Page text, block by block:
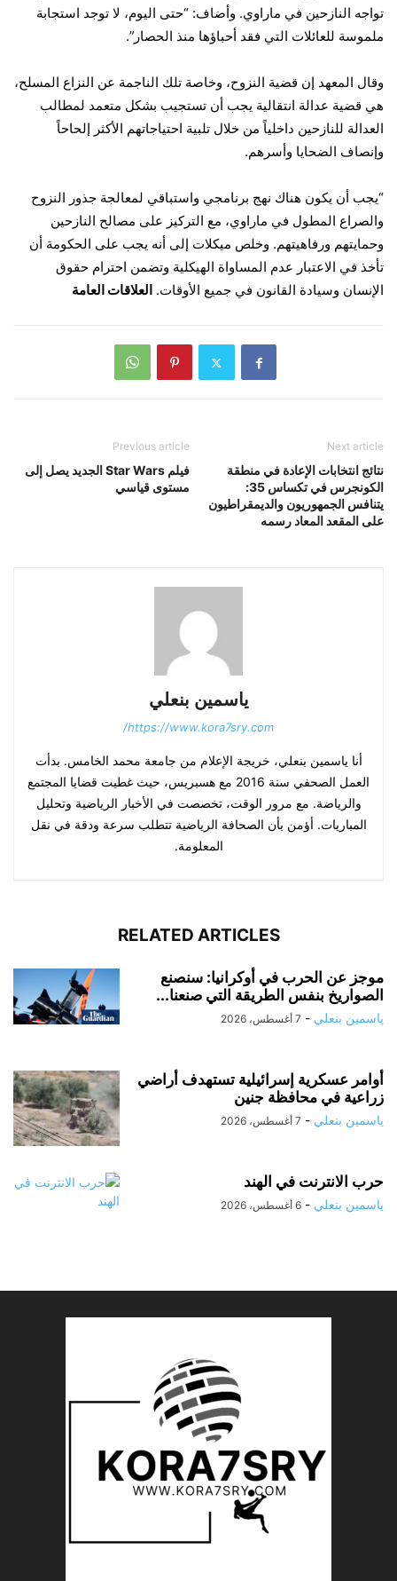
تواجه النازحين في ماراوي. وأضاف: “حتى اليوم، لا توجد استجابة
ملموسة للعائلات التي فقد أحباؤها منذ الحصار”.
وقال المعهد إن قضية النزوح، وخاصة تلك الناجمة عن النزاع المسلح،
هي قضية عدالة انتقالية يجب أن تستجيب بشكل متعمد لمطالب
العدالة للنازحين داخلياً من خلال تلبية احتياجاتهم الأكثر إلحاحاً
وإنصاف الضحايا وأسرهم.
“يجب أن يكون هناك نهج برنامجي واستباقي لمعالجة جذور النزوح
والصراع المطول في ماراوي، مع التركيز على مصالح النازحين
وحمايتهم ورفاهيتهم. وخلص ميكلات إلى أنه يجب على الحكومة أن
تأخذ في الاعتبار عدم المساواة الهيكلية وتضمن احترام حقوق
الإنسان وسيادة القانون في جميع الأوقات. العلاقات العامة
Previous article
فيلم Star Wars الجديد يصل إلى
مستوى قياسي
Next article
نتائج انتخابات الإعادة في منطقة
الكونجرس في تكساس 35:
يتنافس الجمهوريون والديمقراطيون
على المقعد المعاد رسمه
ياسمين بنعلي
https://www.kora7sry.com/
أنا ياسمين بنعلي، خريجة الإعلام من جامعة محمد الخامس. بدأت
العمل الصحفي سنة 2016 مع هسبريس، حيث غطيت قضايا المجتمع
والرياضة. مع مرور الوقت، تخصصت في الأخبار الرياضية وتحليل
المباريات. أؤمن بأن الصحافة الرياضية تتطلب سرعة ودقة في نقل
المعلومة.
RELATED ARTICLES
موجز عن الحرب في أوكرانيا: سنصنع
الصواريخ بنفس الطريقة التي صنعنا...
ياسمين بنعلي - 7 أغسطس، 2026
أوامر عسكرية إسرائيلية تستهدف أراضي
زراعية في محافظة جنين
ياسمين بنعلي - 7 أغسطس، 2026
حرب الانترنت في الهند
ياسمين بنعلي - 6 أغسطس، 2026